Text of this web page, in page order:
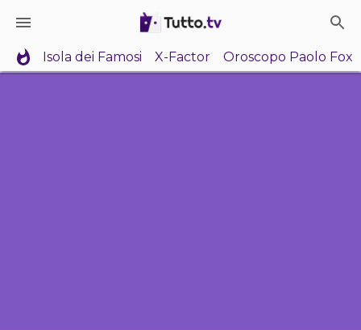
Isola dei Famosi X-Factor Oroscopo Paolo Fox